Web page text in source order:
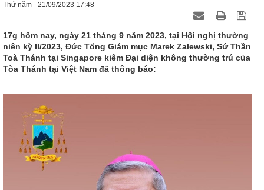
Thứ năm - 21/09/2023 17:48
17g hôm nay, ngày 21 tháng 9 năm 2023, tại Hội nghị thường
niên kỳ II/2023, Đức Tổng Giám mục Marek Zalewski, Sứ Thần
Toà Thánh tại Singapore kiêm Đại diện không thường trú của
Tòa Thánh tại Việt Nam đã thông báo: